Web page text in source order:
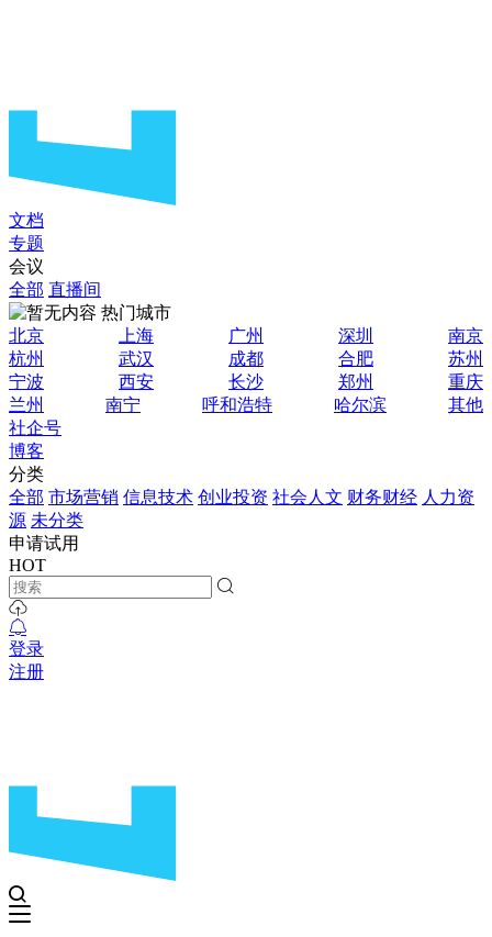
文档
专题
会议
全部 直播间
热门城市
北京
上海 广州 深圳
南京
杭州
武汉 成都 合肥
苏州
宁波
西安 长沙 郑州
重庆
兰州
南宁 呼和浩特 哈尔滨
其他
社企号
博客
分类
全部 市场营销 信息技术 创业投资 社会人文 财务财经 人力资
源 未分类
申请试用
HOT
登录
注册